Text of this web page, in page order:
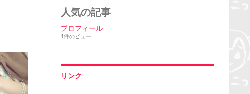
人気の記事
プロフィール
1件のビュー
リンク